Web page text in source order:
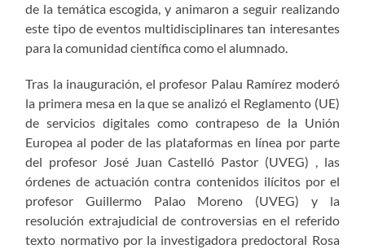
de la temática escogida, y animaron a seguir realizando
este tipo de eventos multidisciplinares tan interesantes
para la comunidad científica como el alumnado.
Tras la inauguración, el profesor Palau Ramírez moderó
la primera mesa en la que se analizó el Reglamento (UE)
de servicios digitales como contrapeso de la Unión
Europea al poder de las plataformas en línea por parte
del profesor José Juan Castelló Pastor (UVEG) , las
órdenes de actuación contra contenidos ilícitos por el
profesor Guillermo Palao Moreno (UVEG) y la
resolución extrajudicial de controversias en el referido
texto normativo por la investigadora predoctoral Rosa